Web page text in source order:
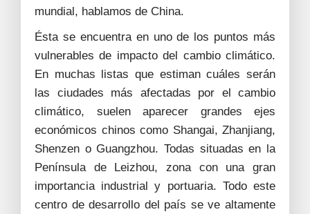
mundial, hablamos de China.
Ésta se encuentra en uno de los puntos más
vulnerables de impacto del cambio climático.
En muchas listas que estiman cuáles serán
las ciudades más afectadas por el cambio
climático, suelen aparecer grandes ejes
económicos chinos como Shangai, Zhanjiang,
Shenzen o Guangzhou. Todas situadas en la
Península de Leizhou, zona con una gran
importancia industrial y portuaria. Todo este
centro de desarrollo del país se ve altamente